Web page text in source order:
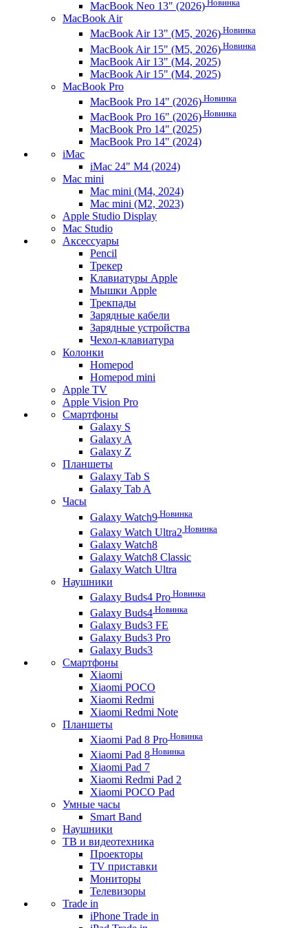
MacBook Neo 13" (2026) Новинка
MacBook Air
MacBook Air 13" (M5, 2026) Новинка
MacBook Air 15" (M5, 2026) Новинка
MacBook Air 13" (M4, 2025)
MacBook Air 15" (M4, 2025)
MacBook Pro
MacBook Pro 14" (2026) Новинка
MacBook Pro 16" (2026) Новинка
MacBook Pro 14" (2025)
MacBook Pro 14" (2024)
iMac
iMac 24" M4 (2024)
Mac mini
Mac mini (M4, 2024)
Mac mini (M2, 2023)
Apple Studio Display
Mac Studio
Аксессуары
Pencil
Трекер
Клавиатуры Apple
Мышки Apple
Трекпады
Зарядные кабели
Зарядные устройства
Чехол-клавиатура
Колонки
Homepod
Homepod mini
Apple TV
Apple Vision Pro
Смартфоны
Galaxy S
Galaxy A
Galaxy Z
Планшеты
Galaxy Tab S
Galaxy Tab A
Часы
Galaxy Watch9 Новинка
Galaxy Watch Ultra2 Новинка
Galaxy Watch8
Galaxy Watch8 Classic
Galaxy Watch Ultra
Наушники
Galaxy Buds4 Pro Новинка
Galaxy Buds4 Новинка
Galaxy Buds3 FE
Galaxy Buds3 Pro
Galaxy Buds3
Смартфоны
Xiaomi
Xiaomi POCO
Xiaomi Redmi
Xiaomi Redmi Note
Планшеты
Xiaomi Pad 8 Pro Новинка
Xiaomi Pad 8 Новинка
Xiaomi Pad 7
Xiaomi Redmi Pad 2
Xiaomi POCO Pad
Умные часы
Smart Band
Наушники
ТВ и видеотехника
Проекторы
TV приставки
Мониторы
Телевизоры
Trade in
iPhone Trade in